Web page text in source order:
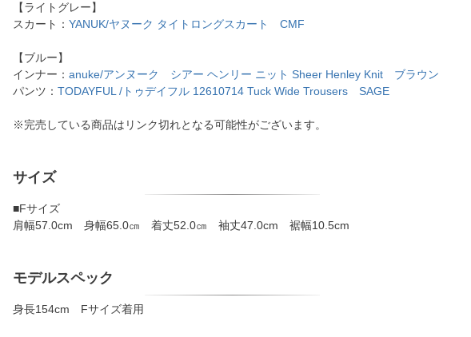
【ライトグレー】
スカート： YANUK/ヤヌーク タイトロングスカート CMF
【ブルー】
インナー： anuke/アンヌーク シアー ヘンリー ニット Sheer Henley Knit ブラウン
パンツ： TODAYFUL /トゥデイフル 12610714 Tuck Wide Trousers SAGE
※完売している商品はリンク切れとなる可能性がございます。
サイズ
■Fサイズ
肩幅57.0cm 身幅65.0㎝ 着丈52.0㎝ 袖丈47.0cm 裾幅10.5cm
モデルスペック
身長154cm Fサイズ着用